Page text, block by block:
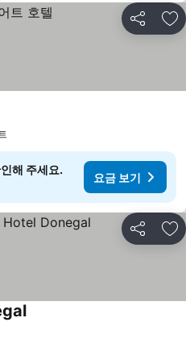
공유 즐
해 주세요.
요금 보기
공유 즐